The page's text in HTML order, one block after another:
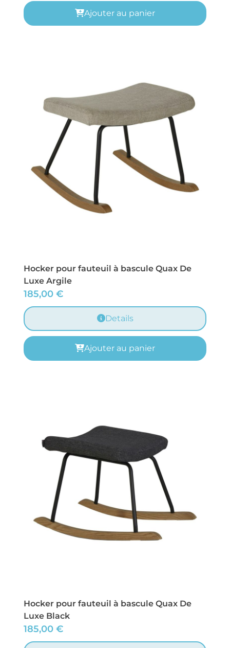
Ajouter au panier
Hocker pour fauteuil à bascule Quax De
Luxe Argile
185,00 €
Details
Ajouter au panier
Hocker pour fauteuil à bascule Quax De
Luxe Black
185,00 €